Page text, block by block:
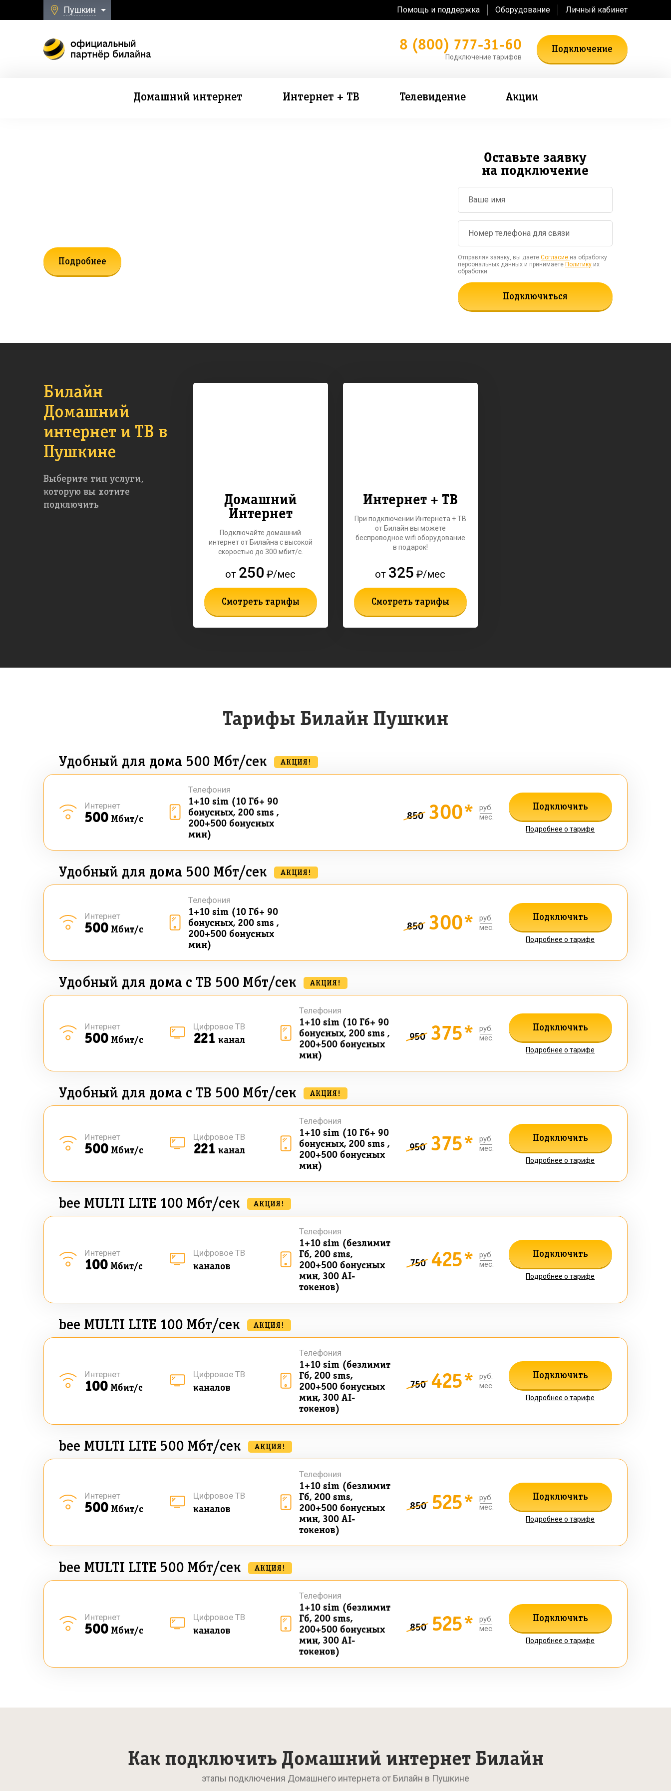
Пушкин Помощь и поддержка Оборудование Личный кабинет
8 (800) 777-31-60
Подключение тарифов
Подключение
Домашний интернет Интернет + ТВ Телевидение Акции
Подробнее
Оставьте заявку
на подключение
Отправляя заявку, вы даете Согласие на обработку
персональных данных и принимаете Политику их
обработки
Подключиться
Билайн
Домашний
интернет и ТВ в
Пушкине
Выберите тип услуги,
которую вы хотите
подключить
Домашний
Интернет
Подключайте домашний
интернет от Билайна с высокой
скоростью до 300 мбит/с.
от 250 ₽/мес
Смотреть тарифы
Интернет + ТВ
При подключении Интернета + ТВ
от Билайн вы можете
беспроводное wifi оборудование
в подарок!
от 325 ₽/мес
Смотреть тарифы
Тарифы Билайн Пушкин
Удобный для дома 500 Мбт/сек АКЦИЯ!
500 Мбит/с
Интернет
1+10 sim (10 Гб+ 90
бонусных, 200 sms ,
200+500 бонусных
мин)
Телефония
850 300*
руб.
мес.
Подключить
Подробнее о тарифе
Удобный для дома 500 Мбт/сек АКЦИЯ!
500 Мбит/с
Интернет
1+10 sim (10 Гб+ 90
бонусных, 200 sms ,
200+500 бонусных
мин)
Телефония
850 300*
руб.
мес.
Подключить
Подробнее о тарифе
Удобный для дома с ТВ 500 Мбт/сек АКЦИЯ!
500 Мбит/с
Интернет
221 канал
Цифровое ТВ
1+10 sim (10 Гб+ 90
бонусных, 200 sms ,
200+500 бонусных
мин)
Телефония
950 375*
руб.
мес.
Подключить
Подробнее о тарифе
Удобный для дома с ТВ 500 Мбт/сек АКЦИЯ!
500 Мбит/с
Интернет
221 канал
Цифровое ТВ
1+10 sim (10 Гб+ 90
бонусных, 200 sms ,
200+500 бонусных
мин)
Телефония
950 375*
руб.
мес.
Подключить
Подробнее о тарифе
bee MULTI LITE 100 Мбт/сек АКЦИЯ!
100 Мбит/с
Интернет
каналов
Цифровое ТВ
1+10 sim (безлимит
Гб, 200 sms,
200+500 бонусных
мин, 300 AI-
токенов)
Телефония
750 425*
руб.
мес.
Подключить
Подробнее о тарифе
bee MULTI LITE 100 Мбт/сек АКЦИЯ!
100 Мбит/с
Интернет
каналов
Цифровое ТВ
1+10 sim (безлимит
Гб, 200 sms,
200+500 бонусных
мин, 300 AI-
токенов)
Телефония
750 425*
руб.
мес.
Подключить
Подробнее о тарифе
bee MULTI LITE 500 Мбт/сек АКЦИЯ!
500 Мбит/с
Интернет
каналов
Цифровое ТВ
1+10 sim (безлимит
Гб, 200 sms,
200+500 бонусных
мин, 300 AI-
токенов)
Телефония
850 525*
руб.
мес.
Подключить
Подробнее о тарифе
bee MULTI LITE 500 Мбт/сек АКЦИЯ!
500 Мбит/с
Интернет
каналов
Цифровое ТВ
1+10 sim (безлимит
Гб, 200 sms,
200+500 бонусных
мин, 300 AI-
токенов)
Телефония
850 525*
руб.
мес.
Подключить
Подробнее о тарифе
Как подключить Домашний интернет Билайн
этапы подключения Домашнего интернета от Билайн в Пушкине